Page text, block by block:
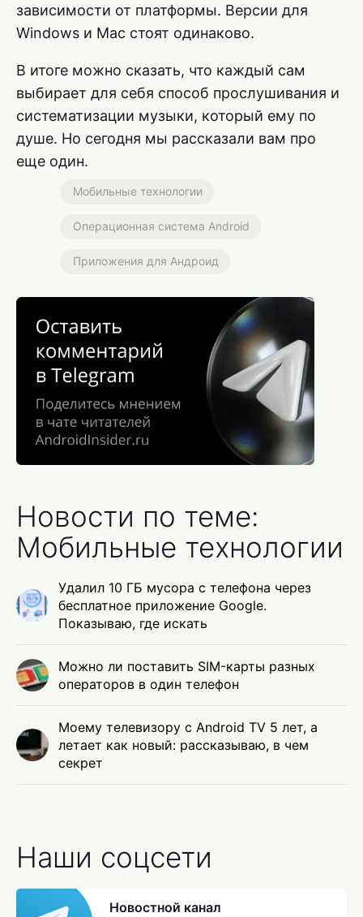
зависимости от платформы. Версии для
Windows и Mac стоят одинаково.
В итоге можно сказать, что каждый сам
выбирает для себя способ прослушивания и
систематизации музыки, который ему по
душе. Но сегодня мы рассказали вам про
еще один.
Мобильные технологии
Операционная система Android
Приложения для Андроид
Новости по теме:
Мобильные технологии
Удалил 10 ГБ мусора с телефона через
бесплатное приложение Google.
Показываю, где искать
Можно ли поставить SIM-карты разных
операторов в один телефон
Моему телевизору с Android TV 5 лет, а
летает как новый: рассказываю, в чем
секрет
Наши соцсети
Новостной канал